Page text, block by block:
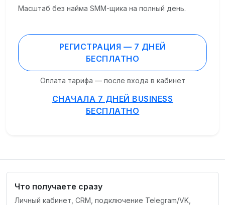
Масштаб без найма SMM-щика на полный день.
РЕГИСТРАЦИЯ — 7 ДНЕЙ
БЕСПЛАТНО
Оплата тарифа — после входа в кабинет
СНАЧАЛА 7 ДНЕЙ BUSINESS
БЕСПЛАТНО
Что получаете сразу
Личный кабинет, CRM, подключение Telegram/VK,